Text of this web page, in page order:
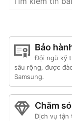
Bảo
Đội ngũ kỹ
sâu rộng, được
Samsung.
Chăm
Dịch vụ tận